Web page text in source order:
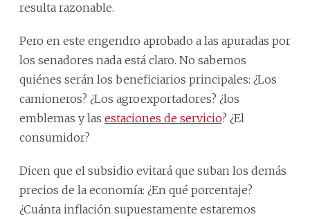
resulta razonable.
Pero en este engendro aprobado a las apuradas por
los senadores nada está claro. No sabemos
quiénes serán los beneficiarios principales: ¿Los
camioneros? ¿Los agroexportadores? ¿los
emblemas y las estaciones de servicio? ¿El
consumidor?
Dicen que el subsidio evitará que suban los demás
precios de la economía: ¿En qué porcentaje?
¿Cuánta inflación supuestamente estaremos